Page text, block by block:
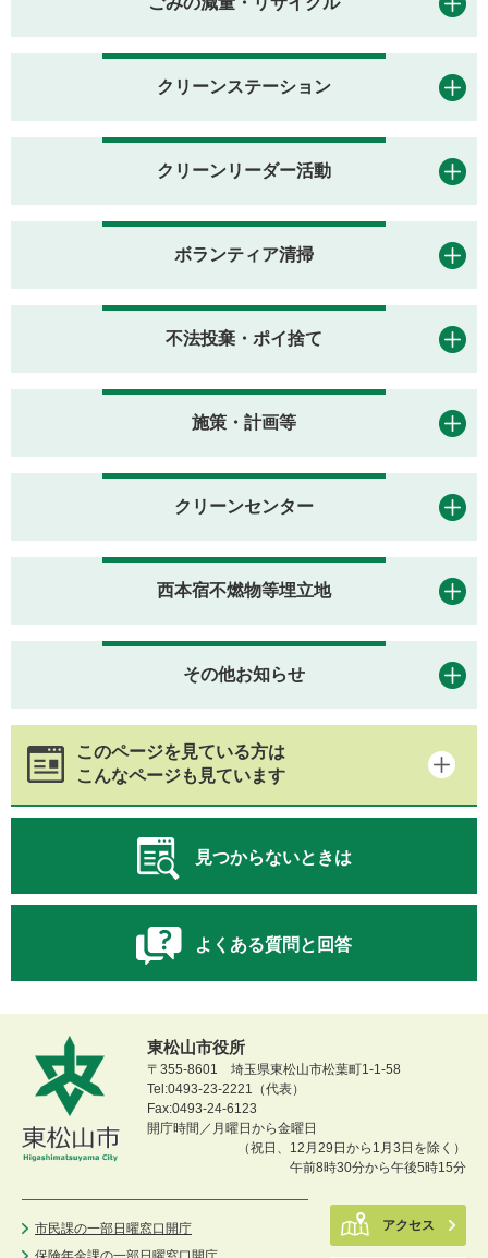
クリーンステーション
クリーンリーダー活動
ボランティア清掃
不法投棄・ポイ捨て
施策・計画等
クリーンセンター
西本宿不燃物等埋立地
その他お知らせ
このページを見ている方は
こんなページも見ています
見つからないときは
よくある質問と回答
東松山市役所
〒355-8601 埼玉県東松山市松葉町1-1-58
Tel:0493-23-2221（代表）
Fax:0493-24-6123
開庁時間／月曜日から金曜日
（祝日、12月29日から1月3日を除く）
午前8時30分から午後5時15分
市民課の一部日曜窓口開庁
アクセス